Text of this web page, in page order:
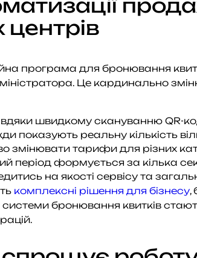
програма для бронювання
Це кардинально
швидкому скануванню QR-
показують реальну кількість
змінювати тарифи для різних
період формується за кілька
на якості сервісу та
комплексні рішення для бізнесу,
системи бронювання квитків